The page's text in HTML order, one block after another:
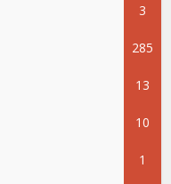
3
285
13
10
1